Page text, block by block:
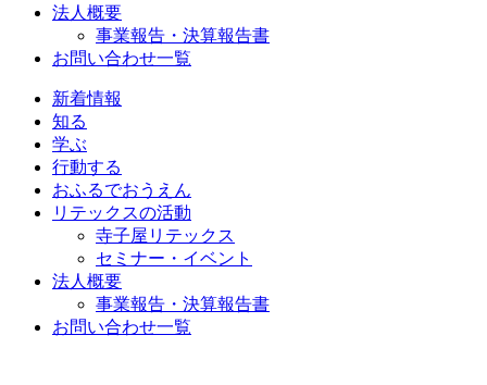
法人概要
事業報告・決算報告書
お問い合わせ一覧
新着情報
知る
学ぶ
行動する
おふるでおうえん
リテックスの活動
寺子屋リテックス
セミナー・イベント
法人概要
事業報告・決算報告書
お問い合わせ一覧